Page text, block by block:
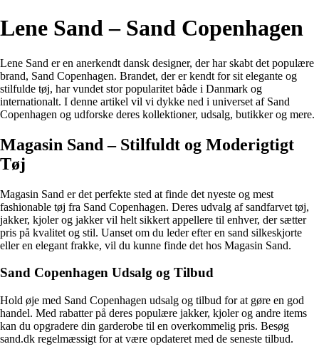
Lene Sand – Sand Copenhagen
Lene Sand er en anerkendt dansk designer, der har skabt det populære
brand, Sand Copenhagen. Brandet, der er kendt for sit elegante og
stilfulde tøj, har vundet stor popularitet både i Danmark og
internationalt. I denne artikel vil vi dykke ned i universet af Sand
Copenhagen og udforske deres kollektioner, udsalg, butikker og mere.
Magasin Sand – Stilfuldt og Moderigtigt
Tøj
Magasin Sand er det perfekte sted at finde det nyeste og mest
fashionable tøj fra Sand Copenhagen. Deres udvalg af sandfarvet tøj,
jakker, kjoler og jakker vil helt sikkert appellere til enhver, der sætter
pris på kvalitet og stil. Uanset om du leder efter en sand silkeskjorte
eller en elegant frakke, vil du kunne finde det hos Magasin Sand.
Sand Copenhagen Udsalg og Tilbud
Hold øje med Sand Copenhagen udsalg og tilbud for at gøre en god
handel. Med rabatter på deres populære jakker, kjoler og andre items
kan du opgradere din garderobe til en overkommelig pris. Besøg
sand.dk regelmæssigt for at være opdateret med de seneste tilbud.